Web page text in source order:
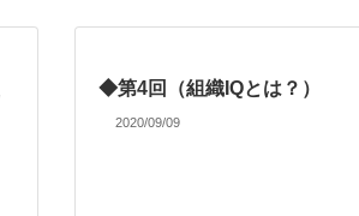
◆第4回（組織IQとは？）
2020/09/09